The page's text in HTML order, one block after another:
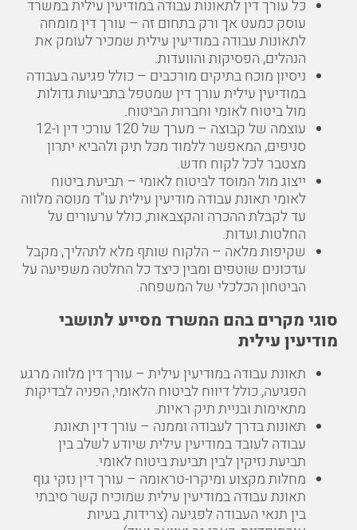
כל עורך דין לתאונות עבודה במודיעין עילית במשרד
עוסק כמעט אך ורק בתחום זה – עורך דין מומחה
לתאונות עבודה במודיעין עילית שמכיר לעומק את
הנהלים, הפסיקות והוועדות.
ניסיון מוכח בתיקים מורכבים – כולל פגיעה בעבודה
במודיעין עילית עורך דין שמטפל בתביעות גדולות
מול ביטוח לאומי וחברות הביטוח.
עוצמה של קבוצה – מערך של 120 עורכי דין ו-12
סניפים, המאפשר ללמוד מכל תיק ולהביא יתרון
מצטבר לכל לקוח חדש.
ייצוג מול המוסד לביטוח לאומי – תביעת ביטוח
לאומי תאונת עבודה מודיעין עילית עו"ד מנוסה מלווה
עד לקבלת ההכרה והקצבאות, כולל ערעורים על
החלטות ועדות.
שקיפות מלאה – הלקוח שותף מלא לתהליך, מקבל
עדכונים שוטפים ומבין כיצד כל החלטה משפיעה על
הביטחון הכלכלי של המשפחה.
סוגי מקרים בהם המשרד מסייע לתושבי
מודיעין עילית
תאונת עבודה במודיעין עילית – עורך דין מלווה מרגע
הפגיעה, כולל דיווח לביטוח הלאומי, הפניה לבדיקות
מתאימות ובניית תיק ראיות.
תאונות בדרך לעבודה וממנה – עורך דין תאונת
עבודה לעובד במודיעין עילית שיודע לשלב בין
תביעת נזיקין לבין תביעת ביטוח לאומי.
מחלות מקצוע ומיקרו-טראומה – עורך דין נזקי גוף
תאונת עבודה במודיעין עילית שמוכיח קשר סיבתי
בין תנאי העבודה לפגיעה (צרידות, בעיות